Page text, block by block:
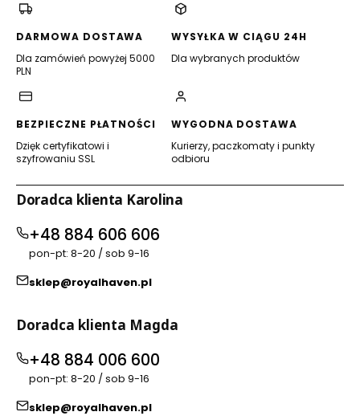
nowej
DARMOWA DOSTAWA
Dla zamówień powyżej 5000
PLN
WYSYŁKA W CIĄGU 24H
Dla wybranych produktów
BEZPIECZNE PŁATNOŚCI
Dzięk certyfikatowi i
szyfrowaniu SSL
WYGODNA DOSTAWA
Kurierzy, paczkomaty i punkty
odbioru
Doradca klienta Karolina
+48 884 606 606
pon-pt: 8-20 / sob 9-16
sklep@royalhaven.pl
Doradca klienta Magda
+48 884 006 600
pon-pt: 8-20 / sob 9-16
sklep@royalhaven.pl